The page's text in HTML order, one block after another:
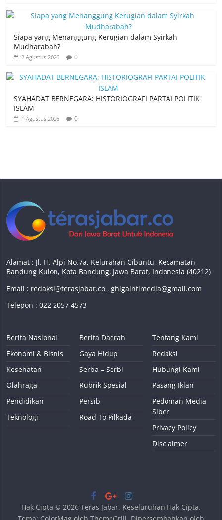
Siapa yang Menanggung Kerugian dalam Syirkah
Mudharabah?
2 Agustus 2026 0
SYAHADAT BERNEGARA: HISTORIOGRAFI PARTAI POLITIK
ISLAM
1 Agustus 2026 0
Alamat : Jl. H. Alpi No.7a, Kelurahan Cibuntu, Kecamatan
Bandung Kulon, Kota Bandung, Jawa Barat, Indonesia (40212)
Email : redaksi@terasjabar.co ,ghigaintimedia@gmail.com
Telepon : 022 2057 4573
Berita Nasional
Ekonomi & Bisnis
Kesehatan
Olahraga
Pendidikan
Teknologi
Berita Daerah
Gaya Hidup
Serba – Serbi
Rubrik Spesial
Persib
Road To Pilkada
Tentang Kami
Redaksi
Hubungi Kami
Pasang Iklan
Pedoman Media
Siber
Privacy Policy
Disclaimer
Hak Cipta © 2026 Teras Jabar. Keseluruhan Hak Cipta.